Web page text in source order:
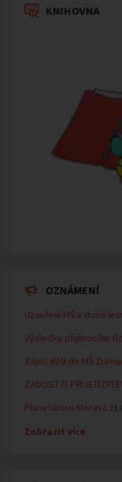
KNIHOVNA
OZNÁMENÍ
Uzavření MŠ v době
Výsledky přijímacího
Zápis dětí do MŠ
ŽÁDOST O PŘIJETÍ
Planetárium Morava
Zobrazit více